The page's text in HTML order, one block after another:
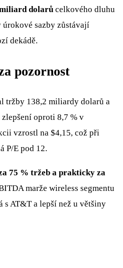
dolarů celkového dluhu
úrokové sazby zůstávají
dekádě.
pozornost
tržby 138,2 miliardy dolarů a
oproti 8,7 % v
vzrostl na $4,15, což při
P/E pod 12.
75 % tržeb a prakticky za
marže wireless segmentu
s AT&T a lepší než u většiny